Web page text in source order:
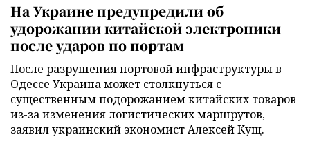
На Украине предупредили об
удорожании китайской электроники
после ударов по портам
После разрушения портовой инфраструктуры в
Одессе Украина может столкнуться с
существенным подорожанием китайских товаров
из-за изменения логистических маршрутов,
заявил украинский экономист Алексей Кущ.